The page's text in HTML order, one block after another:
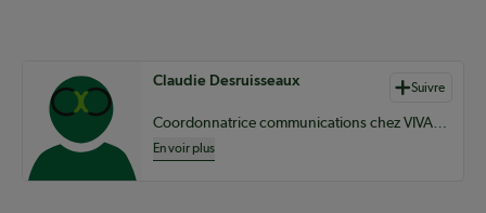
Auteurs de contenu
Claudie Desruisseaux Suivre
Coordonnatrice communications chez VIVACO groupe coopératif
En voir plus